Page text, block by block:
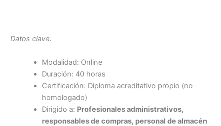
Datos clave:
Modalidad: Online
Duración: 40 horas
Certificación: Diploma acreditativo propio (no
homologado)
Dirigido a: Profesionales administrativos,
responsables de compras, personal de almacén